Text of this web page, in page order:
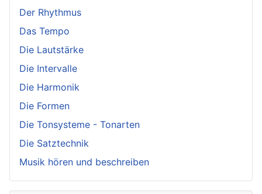
Der Rhythmus
Das Tempo
Die Lautstärke
Die Intervalle
Die Harmonik
Die Formen
Die Tonsysteme - Tonarten
Die Satztechnik
Musik hören und beschreiben